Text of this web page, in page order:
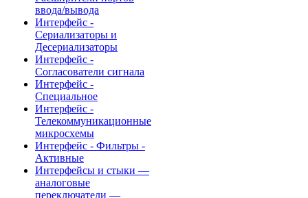
ввода/вывода
Интерфейс -
Сериализаторы и
Десериализаторы
Интерфейс -
Согласователи сигнала
Интерфейс -
Специальное
Интерфейс -
Телекоммуникационные
микросхемы
Интерфейс - Фильтры -
Активные
Интерфейсы и стыки —
аналоговые
переключатели —